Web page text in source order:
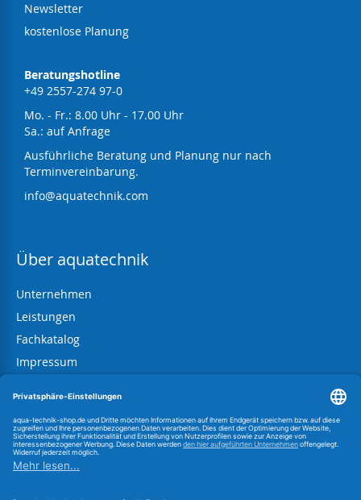
Newsletter
kostenlose Planung
Beratungshotline
+49 2557-274 97-0
Mo. - Fr.: 8.00 Uhr - 17.00 Uhr
Sa.: auf Anfrage
Ausführliche Beratung und Planung nur nach
Terminvereinbarung.
info@aquatechnik.com
Über aquatechnik
Unternehmen
Leistungen
Fachkatalog
Impressum
Widerrufsbelehrung
Information zum BattG
Link zur OS-Plattform